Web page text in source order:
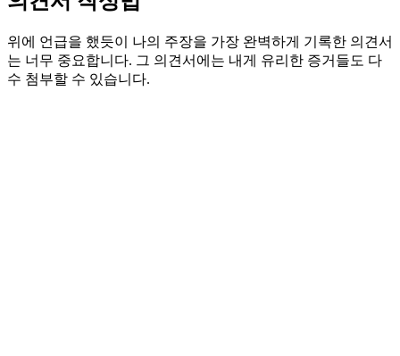
위에 언급을 했듯이 나의 주장을 가장 완벽하게 기록한 의견서
는 너무 중요합니다. 그 의견서에는 내게 유리한 증거들도 다
수 첨부할 수 있습니다.